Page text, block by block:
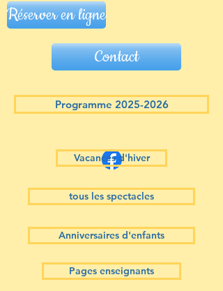
Réserver en ligne
Contact
Programme 2025-2026
Vacances d'hiver
tous les spectacles
Anniversaires d'enfants
Pages enseignants